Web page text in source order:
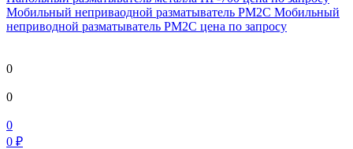
Мобильный непривaодной разматыватель РМ2С Мобильный
неприводной разматыватель РМ2С цена по запросу
0
0
0
0 ₽